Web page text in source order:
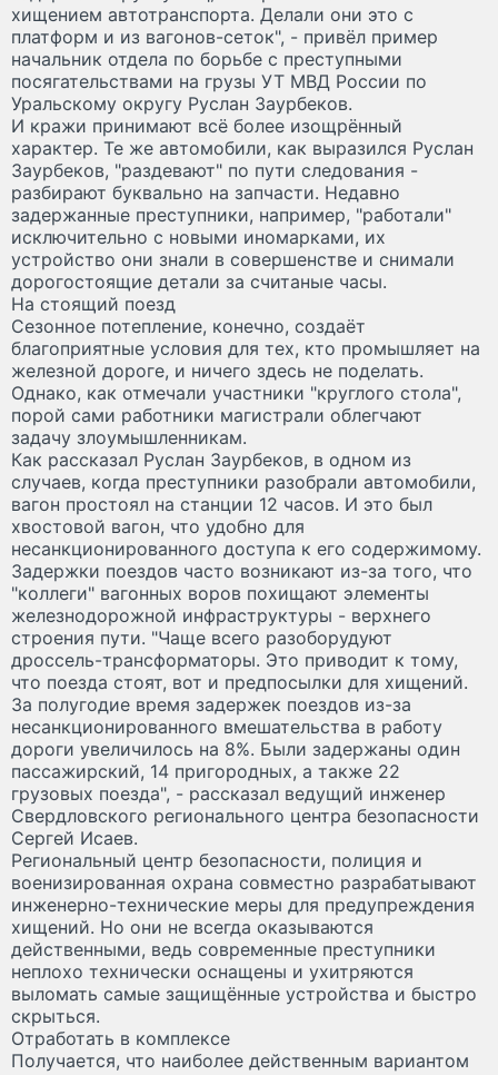
хищением автотранспорта. Делали они это с
платформ и из вагонов-сеток", - привёл пример
начальник отдела по борьбе с преступными
посягательствами на грузы УТ МВД России по
Уральскому округу Руслан Заурбеков.
И кражи принимают всё более изощрённый
характер. Те же автомобили, как выразился Руслан
Заурбеков, "раздевают" по пути следования -
разбирают буквально на запчасти. Недавно
задержанные преступники, например, "работали"
исключительно с новыми иномарками, их
устройство они знали в совершенстве и снимали
дорогостоящие детали за считаные часы.
На стоящий поезд
Сезонное потепление, конечно, создаёт
благоприятные условия для тех, кто промышляет на
железной дороге, и ничего здесь не поделать.
Однако, как отмечали участники "круглого стола",
порой сами работники магистрали облегчают
задачу злоумышленникам.
Как рассказал Руслан Заурбеков, в одном из
случаев, когда преступники разобрали автомобили,
вагон простоял на станции 12 часов. И это был
хвостовой вагон, что удобно для
несанкционированного доступа к его содержимому.
Задержки поездов часто возникают из-за того, что
"коллеги" вагонных воров похищают элементы
железнодорожной инфраструктуры - верхнего
строения пути. "Чаще всего разоборудуют
дроссель-трансформаторы. Это приводит к тому,
что поезда стоят, вот и предпосылки для хищений.
За полугодие время задержек поездов из-за
несанкционированного вмешательства в работу
дороги увеличилось на 8%. Были задержаны один
пассажирский, 14 пригородных, а также 22
грузовых поезда", - рассказал ведущий инженер
Свердловского регионального центра безопасности
Сергей Исаев.
Региональный центр безопасности, полиция и
военизированная охрана совместно разрабатывают
инженерно-технические меры для предупреждения
хищений. Но они не всегда оказываются
действенными, ведь современные преступники
неплохо технически оснащены и ухитряются
выломать самые защищённые устройства и быстро
скрыться.
Отработать в комплексе
Получается, что наиболее действенным вариантом